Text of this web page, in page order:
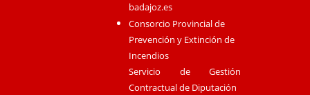
badajoz.es
Consorcio Provincial de
Prevención y Extinción de
Incendios
Servicio de Gestión
Contractual de Diputación